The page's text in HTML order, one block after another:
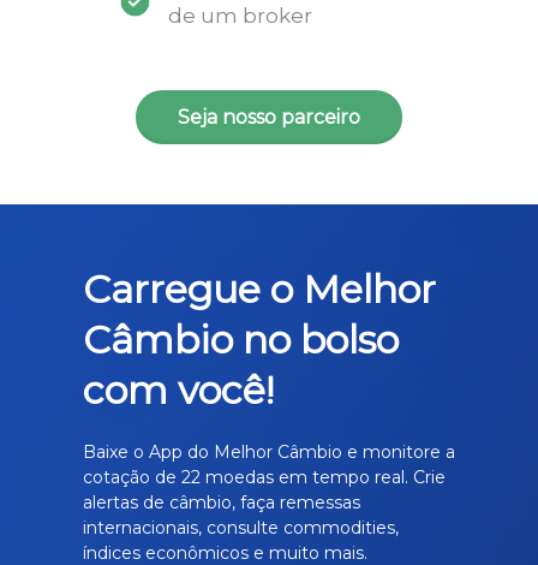
de um broker
Seja nosso parceiro
Carregue o Melhor
Câmbio no bolso
com você!
Baixe o App do Melhor Câmbio e monitore a
cotação de 22 moedas em tempo real. Crie
alertas de câmbio, faça remessas
internacionais, consulte commodities,
índices econômicos e muito mais.